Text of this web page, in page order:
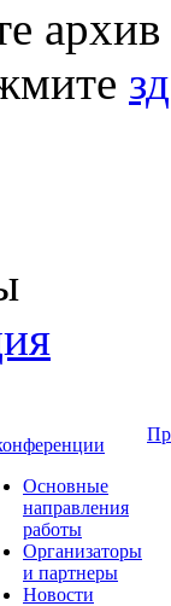
Основные
направления
работы
Организаторы
и партнеры
Новости